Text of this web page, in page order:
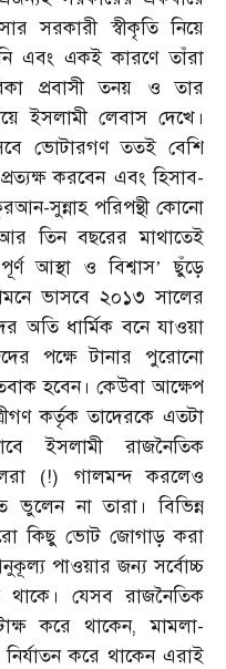
সরকারী স্বীকৃতি নিয়ে
এবং একই কারণে তাঁরা
প্রবাসী তনয় ও তার
ইসলামী লেবাস দেখে।
ভোটারগণ ততই বেশি
করবেন এবং হিসাব-
সুন্নাহ পরিপন্থী কোনো
তিন বছরের মাথাতেই
আস্থা ও বিশ্বাস’ ছুঁড়ে
ভাসবে ২০১৩ সালের
অতি ধার্মিক বনে যাওয়া
পক্ষে টানার পুরোনো
হবেন। কেউবা আক্ষেপ
কর্তৃক তাদেরকে এতটা
ইসলামী রাজনৈতিক
(!) গালমন্দ করলেও
না তারা। বিভিন্ন
কিছু ভোট জোগাড় করা
পাওয়ার জন্য সর্বোচ্চ
থাকে। যেসব রাজনৈতিক
করে থাকেন, মামলা-
করে থাকেন এরাই